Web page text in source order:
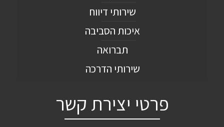
שירותי דיווח
איכות הסביבה
תברואה
שירותי הדרכה
פרטי יצירת קשר